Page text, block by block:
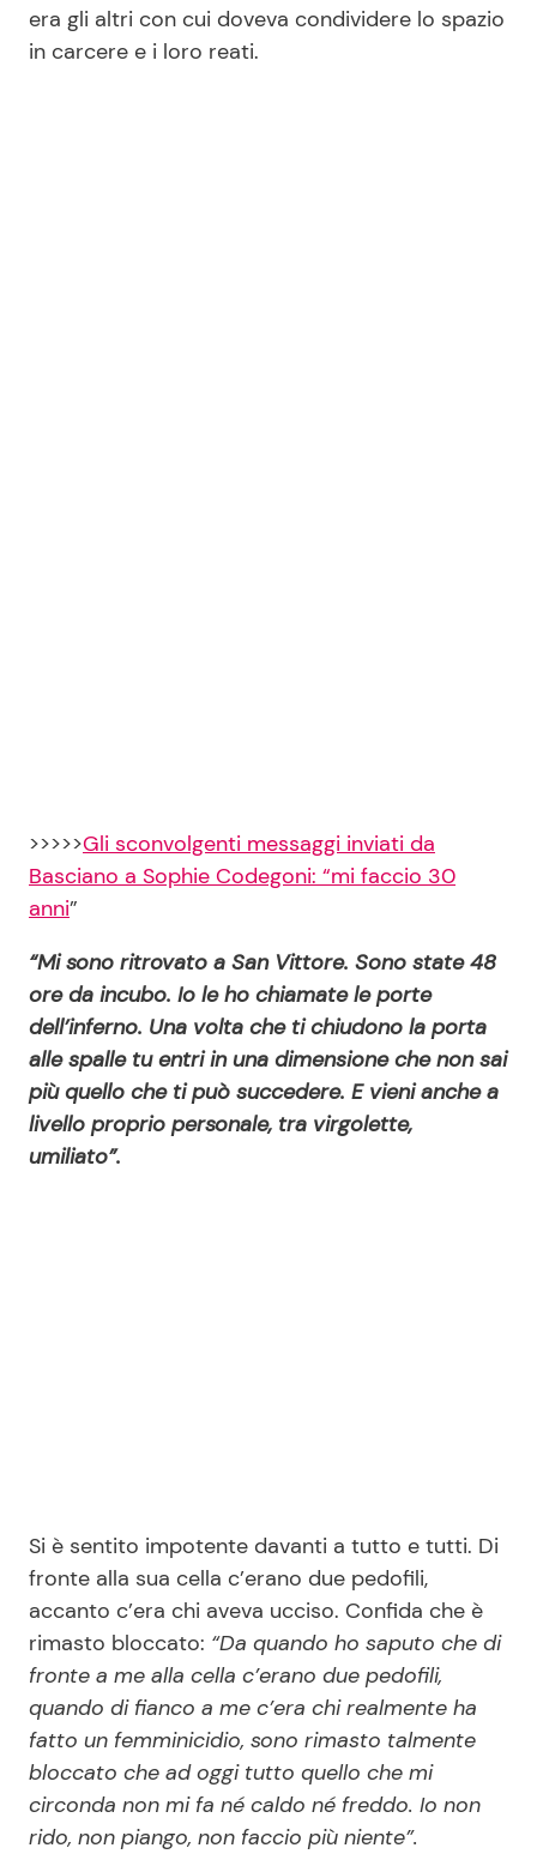
era gli altri con cui doveva condividere lo spazio
in carcere e i loro reati.
>>>>>Gli sconvolgenti messaggi inviati da
Basciano a Sophie Codegoni: “mi faccio 30
anni”
“Mi sono ritrovato a San Vittore. Sono state 48
ore da incubo. Io le ho chiamate le porte
dell’inferno. Una volta che ti chiudono la porta
alle spalle tu entri in una dimensione che non sai
più quello che ti può succedere. E vieni anche a
livello proprio personale, tra virgolette,
umiliato”.
Si è sentito impotente davanti a tutto e tutti. Di
fronte alla sua cella c’erano due pedofili,
accanto c’era chi aveva ucciso. Confida che è
rimasto bloccato: “Da quando ho saputo che di
fronte a me alla cella c’erano due pedofili,
quando di fianco a me c’era chi realmente ha
fatto un femminicidio, sono rimasto talmente
bloccato che ad oggi tutto quello che mi
circonda non mi fa né caldo né freddo. Io non
rido, non piango, non faccio più niente”.